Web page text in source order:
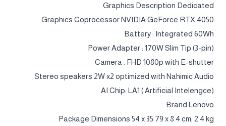
Graphics Description Dedicated
Graphics Coprocessor NVIDIA GeForce RTX 4050
Battery : Integrated 60Wh
Power Adapter : 170W Slim Tip (3-pin)
Camera : FHD 1080p with E-shutter
Stereo speakers 2W x2 optimized with Nahimic Audio
AI Chip: LA1 ( Artificial Intelengce)
Brand ‎Lenovo
Package Dimensions ‎54 x 35.79 x 8.4 cm; 2.4 kg